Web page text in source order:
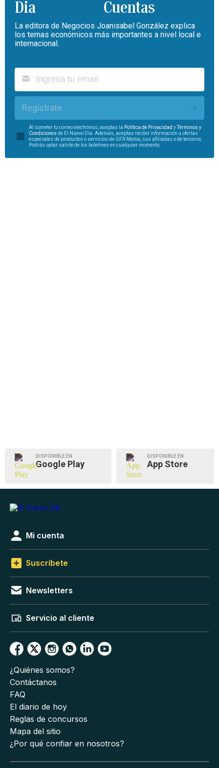
Cuentas
La editora de Negocios Joanisabel González explica
los temas económicos más importantes a nivel local e
internacional.
Regístrate
Al someter tu correo electrónico, aceptas la Política de Privacidad yTérminos y
Condiciones de El Nuevo Día. Además, aceptas recibir información u ofertas
especiales de productos o servicios de GFR Media, sus afiliadas o de terceros.
Podrás optar salirte de los boletines en cualquier momento.
DISPONIBLE EN
Google Play
DISPONIBLE EN
App Store
Mi cuenta
Suscríbete
Newsletters
Servicio al cliente
¿Quiénes somos?
Contáctanos
FAQ
El diario de hoy
Reglas de concursos
Mapa del sitio
¿Por qué confiar en nosotros?